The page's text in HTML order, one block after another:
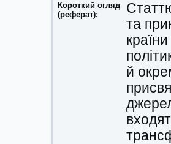
Короткий огляд
(реферат):
та
й